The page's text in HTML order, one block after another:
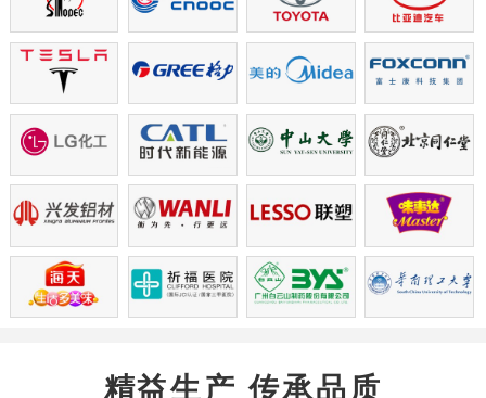
精益生产 传承品质